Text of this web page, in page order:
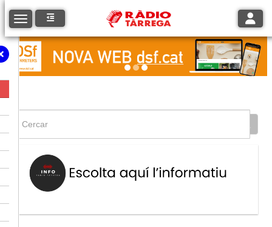
Toggle navigation